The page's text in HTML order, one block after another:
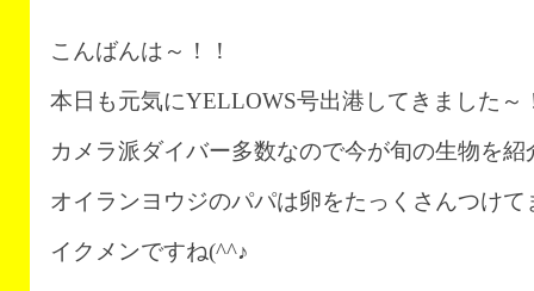
こんばんは～！！
本日も元気にYELLOWS号出港してきました～
カメラ派ダイバー多数なので今が旬の生物を
オイランヨウジのパパは卵をたっくさんつけて
イクメンですね(^^♪